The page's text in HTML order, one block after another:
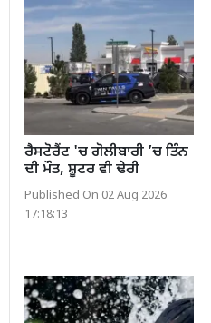
ਰੈਸਟੋਰੈਂਟ 'ਚ ਗੋਲੀਬਾਰੀ ’ਚ ਤਿੰਨ
ਦੀ ਮੌਤ, ਸ਼ੂਟਰ ਵੀ ਢੇਰੀ
Published On 02 Aug 2026
17:18:13